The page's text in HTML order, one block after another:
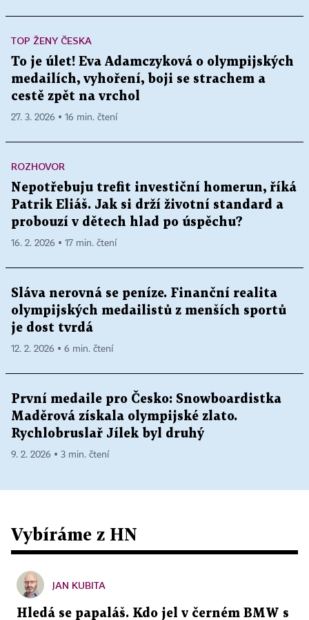
TOP ŽENY ČESKA
To je úlet! Eva Adamczyková o olympijských
medailích, vyhoření, boji se strachem a
cestě zpět na vrchol
27. 3. 2026 ▪ 16 min. čtení
ROZHOVOR
Nepotřebuju trefit investiční homerun, říká
Patrik Eliáš. Jak si drží životní standard a
probouzí v dětech hlad po úspěchu?
16. 2. 2026 ▪ 17 min. čtení
Sláva nerovná se peníze. Finanční realita
olympijských medailistů z menších sportů
je dost tvrdá
12. 2. 2026 ▪ 6 min. čtení
První medaile pro Česko: Snowboardistka
Maděrová získala olympijské zlato.
Rychlobruslař Jílek byl druhý
9. 2. 2026 ▪ 3 min. čtení
Vybíráme z HN
JAN KUBITA
Hledá se papaláš. Kdo jel v černém BMW s